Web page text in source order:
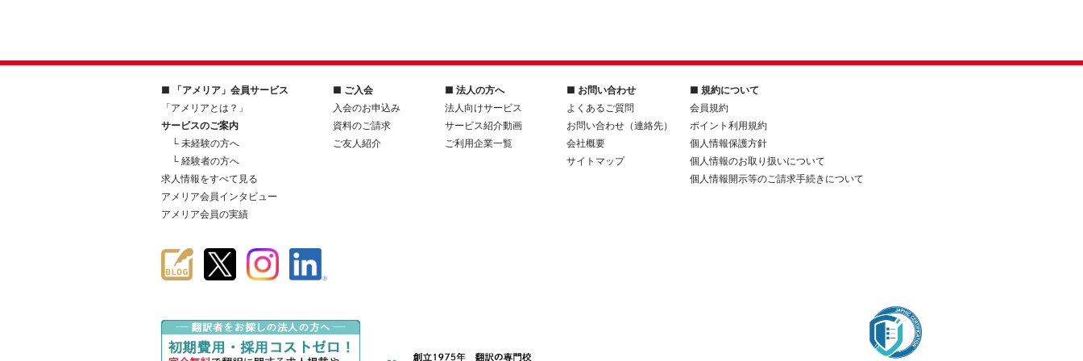
■ 「アメリア」会員サービス
「アメリアとは？」
サービスのご案内
└ 未経験の方へ
└ 経験者の方へ
求人情報をすべて見る
アメリア会員インタビュー
アメリア会員の実績
■ ご入会
入会のお申込み
資料のご請求
ご友人紹介
■ 法人の方へ
法人向けサービス
サービス紹介動画
ご利用企業一覧
■ お問い合わせ
よくあるご質問
お問い合わせ（連絡先）
会社概要
サイトマップ
■ 規約について
会員規約
ポイント利用規約
個人情報保護方針
個人情報のお取り扱いについて
個人情報開示等のご請求手続きについて